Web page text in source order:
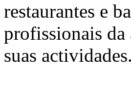
restaurantes e
profissionais da
suas actividades.